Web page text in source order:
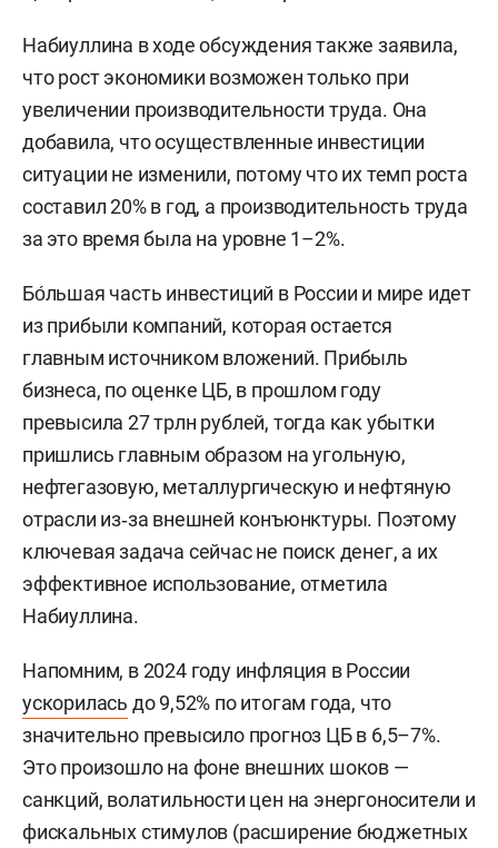
Набиуллина в ходе обсуждения также заявила,
что рост экономики возможен только при
увеличении производительности труда. Она
добавила, что осуществленные инвестиции
ситуации не изменили, потому что их темп роста
составил 20% в год, а производительность труда
за это время была на уровне 1–2%.
Бо́льшая часть инвестиций в России и мире идет
из прибыли компаний, которая остается
главным источником вложений. Прибыль
бизнеса, по оценке ЦБ, в прошлом году
превысила 27 трлн рублей, тогда как убытки
пришлись главным образом на угольную,
нефтегазовую, металлургическую и нефтяную
отрасли из‑за внешней конъюнктуры. Поэтому
ключевая задача сейчас не поиск денег, а их
эффективное использование, отметила
Набиуллина.
Напомним, в 2024 году инфляция в России
ускорилась до 9,52% по итогам года, что
значительно превысило прогноз ЦБ в 6,5–7%.
Это произошло на фоне внешних шоков —
санкций, волатильности цен на энергоносители и
фискальных стимулов (расширение бюджетных